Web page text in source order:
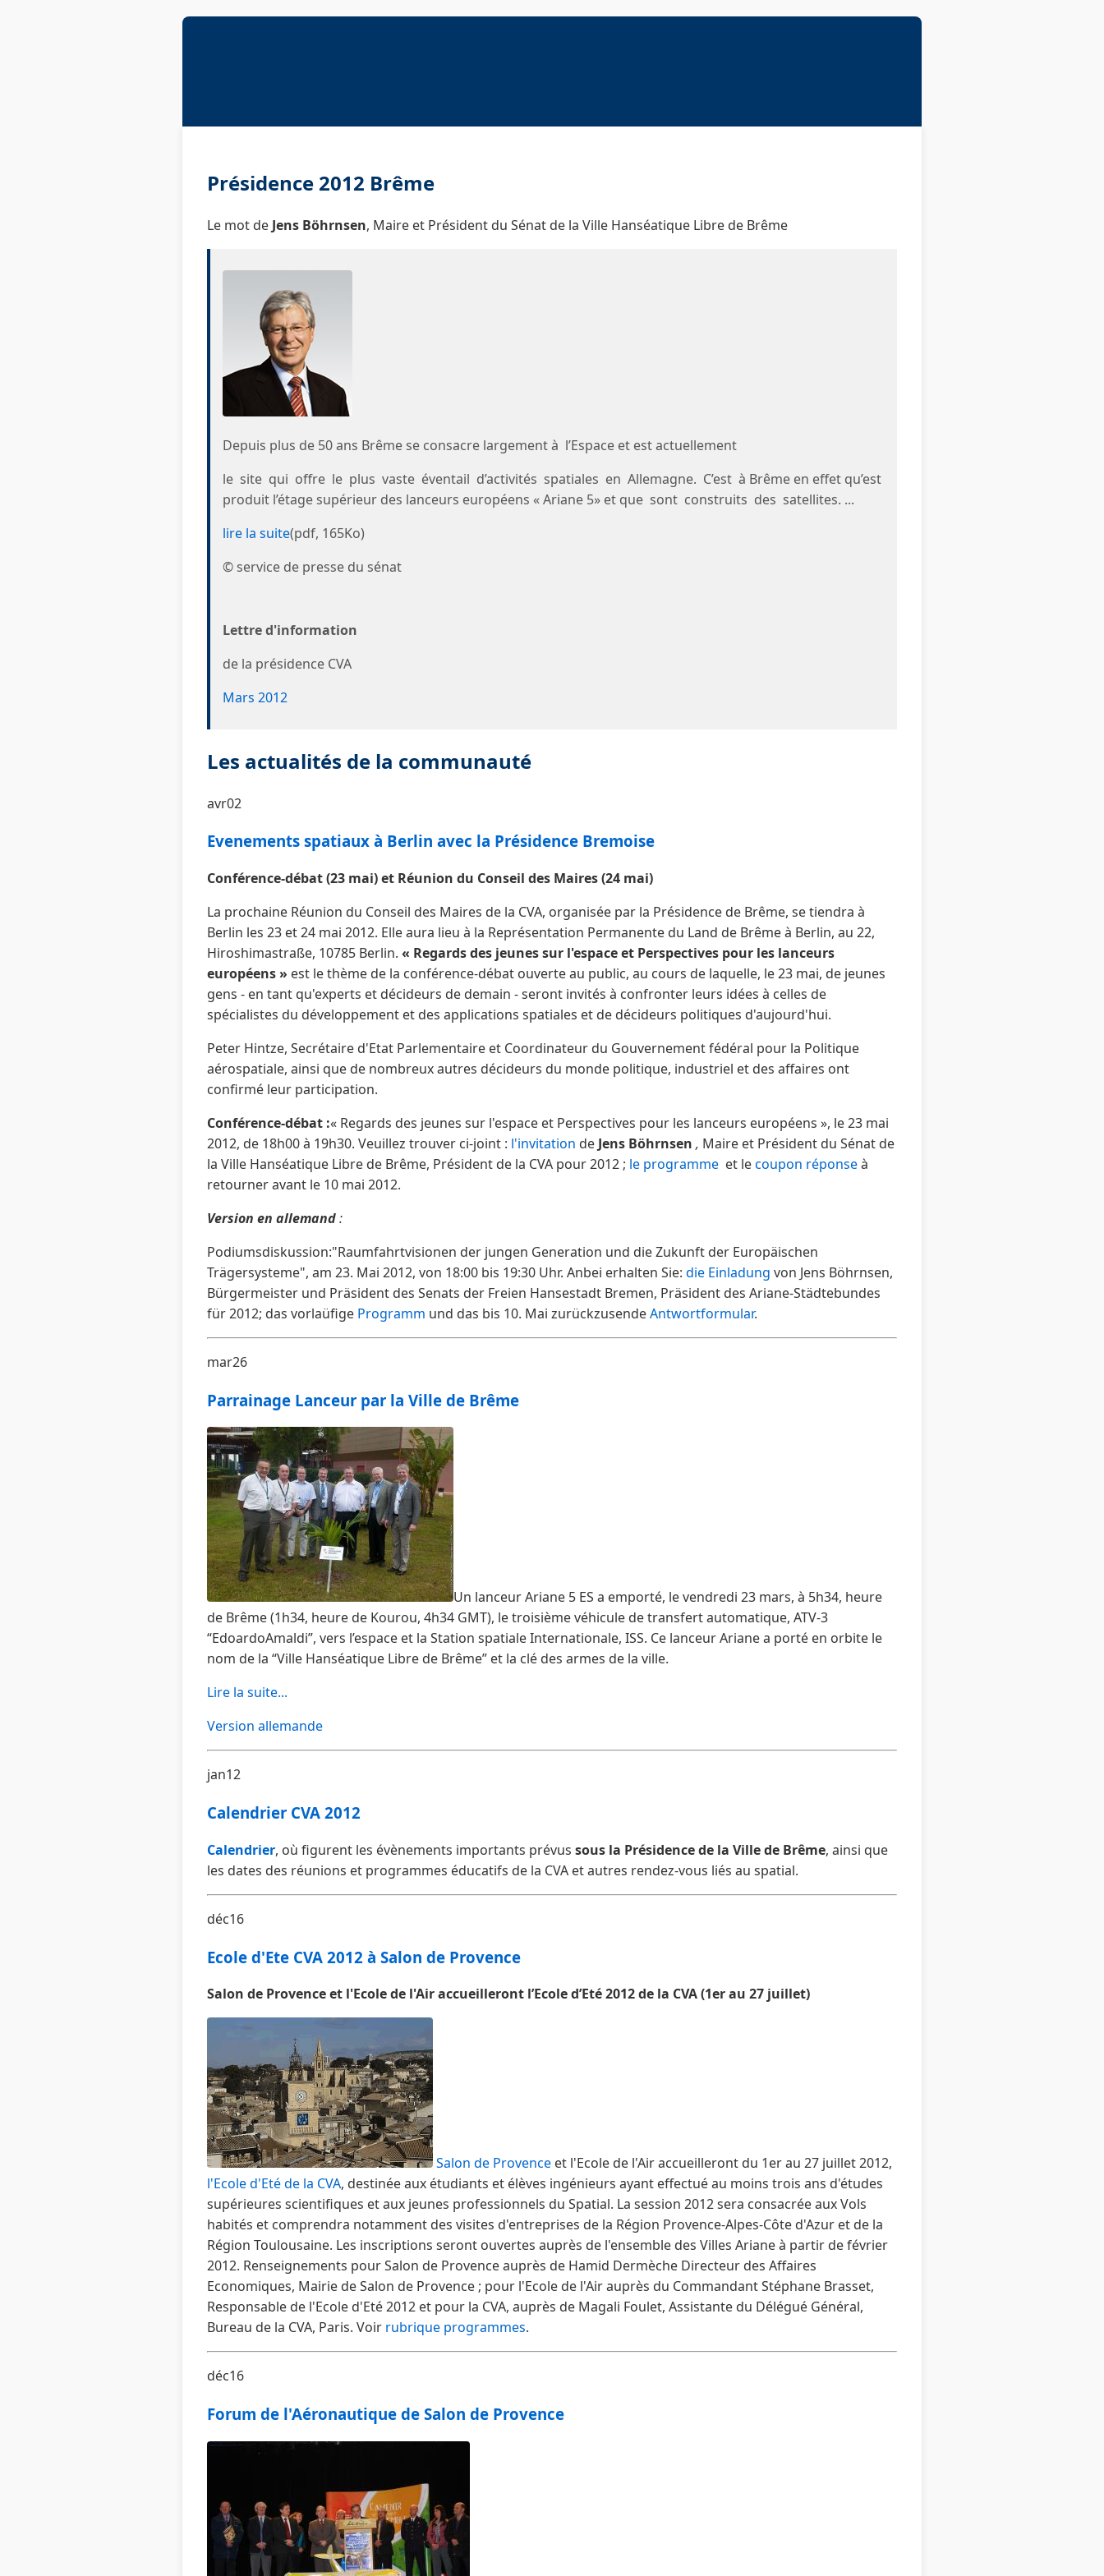
Présidence 2012 Brême
Le mot de Jens Böhrnsen, Maire et Président du Sénat de la Ville Hanséatique Libre de Brême
Depuis plus de 50 ans Brême se consacre largement à l’Espace et est actuellement
le site qui offre le plus vaste éventail d’activités spatiales en Allemagne. C’est à Brême en effet qu’est
produit l’étage supérieur des lanceurs européens « Ariane 5» et que sont construits des satellites. ...
lire la suite(pdf, 165Ko)
© service de presse du sénat
Lettre d'information
de la présidence CVA
Mars 2012
Les actualités de la communauté
avr02
Evenements spatiaux à Berlin avec la Présidence Bremoise
Conférence-débat (23 mai) et Réunion du Conseil des Maires(24 mai)
La prochaine Réunion du Conseil des Maires de la CVA, organisée par la Présidence de Brême, se tiendra à
Berlin les 23 et 24 mai 2012. Elle aura lieu à la Représentation Permanente du Land de Brême à Berlin, au 22,
Hiroshimastraße, 10785 Berlin. « Regards des jeunes sur l'espace et Perspectives pour les lanceurs
européens » est le thème de la conférence-débat ouverte au public, au cours de laquelle, le 23 mai, de jeunes
gens - en tant qu'experts et décideurs de demain - seront invités à confronter leurs idées à celles de
spécialistes du développement et des applications spatiales et de décideurs politiques d'aujourd'hui.
Peter Hintze, Secrétaire d'Etat Parlementaire et Coordinateur du Gouvernement fédéral pour la Politique
aérospatiale, ainsi que de nombreux autres décideurs du monde politique, industriel et des affaires ont
confirmé leur participation.
Conférence-débat :« Regards des jeunes sur l'espace et Perspectives pour les lanceurs européens », le 23 mai
2012, de 18h00 à 19h30. Veuillez trouver ci-joint : l'invitation de Jens Böhrnsen , Maire et Président du Sénat de
la Ville Hanséatique Libre de Brême, Président de la CVA pour 2012 ; le programme et lecoupon réponseà
retourner avant le 10 mai 2012.
Version en allemand:
Podiumsdiskussion:"Raumfahrtvisionen der jungen Generation und die Zukunft der Europäischen
Trägersysteme", am 23. Mai 2012, von 18:00 bis 19:30 Uhr. Anbei erhalten Sie: die Einladung von Jens Böhrnsen,
Bürgermeister und Präsident des Senats der Freien Hansestadt Bremen, Präsident des Ariane-Städtebundes
für 2012; das vorlaüfige Programm und das bis 10. Mai zurückzusendeAntwortformular.
mar26
Parrainage Lanceur par la Ville de Brême
Un lanceur Ariane 5 ES a emporté, le vendredi 23 mars, à 5h34, heure
de Brême (1h34, heure de Kourou, 4h34 GMT), le troisième véhicule de transfert automatique, ATV-3
“EdoardoAmaldi”, vers l’espace et la Station spatiale Internationale, ISS. Ce lanceur Ariane a porté en orbite le
nom de la “Ville Hanséatique Libre de Brême” et la clé des armes de la ville.
Lire la suite...
Version allemande
jan12
Calendrier CVA 2012
Calendrier, où figurent les évènements importants prévus sous la Présidence de la Ville de Brême, ainsi que
les dates des réunions et programmes éducatifs de la CVA et autres rendez-vous liés au spatial.
déc16
Ecole d'Ete CVA 2012 à Salon de Provence
Salon de Provence et l'Ecole de l'Air accueilleront l’Ecole d’Eté 2012 de la CVA (1er au 27 juillet)
Salon de Provence et l'Ecole de l'Air accueilleront du 1er au 27 juillet 2012,
l'Ecole d'Eté de la CVA, destinée aux étudiants et élèves ingénieurs ayant effectué au moins trois ans d'études
supérieures scientifiques et aux jeunes professionnels du Spatial. La session 2012 sera consacrée aux Vols
habités et comprendra notamment des visites d'entreprises de la Région Provence-Alpes-Côte d'Azur et de la
Région Toulousaine. Les inscriptions seront ouvertes auprès de l'ensemble des Villes Ariane à partir de février
2012. Renseignements pour Salon de Provence auprès de Hamid Dermèche Directeur des Affaires
Economiques, Mairie de Salon de Provence ; pour l'Ecole de l'Air auprès du Commandant Stéphane Brasset,
Responsable de l'Ecole d'Eté 2012 et pour la CVA, auprès de Magali Foulet, Assistante du Délégué Général,
Bureau de la CVA, Paris. Voir rubrique programmes.
déc16
Forum de l'Aéronautique de Salon de Provence